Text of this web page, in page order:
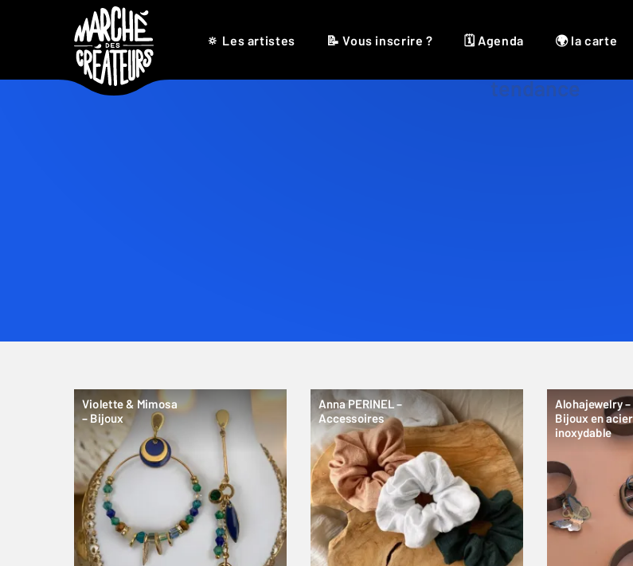
🔅 Les artistes 📝 Vous inscrire ? 🗓 Agenda 🌍 la carte
tendance
Violette & Mimosa
– Bijoux
Anna PERINEL –
Accessoires
Alohajewelry –
Bijoux en acier
inoxydable